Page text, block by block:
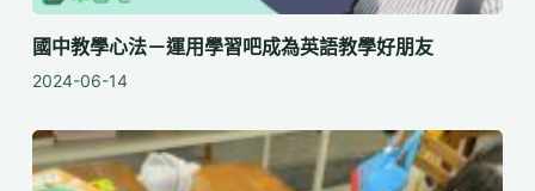
國中教學心法－運用學習吧成為英語教學好朋友
2024-06-14